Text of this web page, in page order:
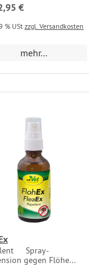
€
% USt zzgl. Versandkosten
mehr...
Spray-
gegen Flöhe...